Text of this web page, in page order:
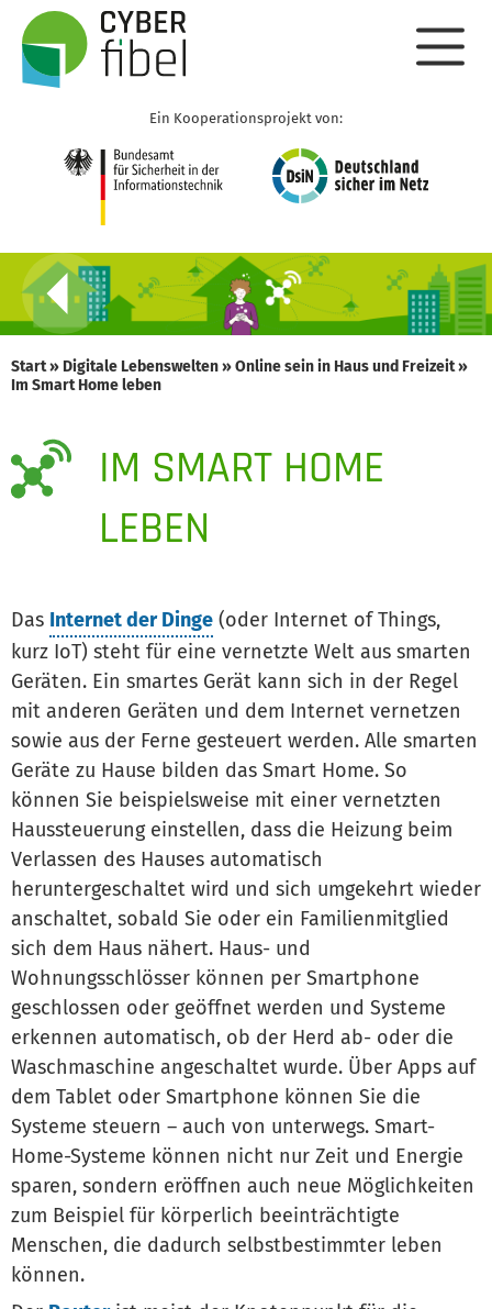
Ein Kooperationsprojekt von:
Start» Digitale Lebenswelten»Online sein in Haus und Freizeit»
Im Smart Home leben
IM SMART HOME
LEBEN
Das Internet der Dinge (oder Internet of Things,
kurz IoT) steht für eine vernetzte Welt aus smarten
Geräten. Ein smartes Gerät kann sich in der Regel
mit anderen Geräten und dem Internet vernetzen
sowie aus der Ferne gesteuert werden. Alle smarten
Geräte zu Hause bilden das Smart Home. So
können Sie beispielsweise mit einer vernetzten
Haussteuerung einstellen, dass die Heizung beim
Verlassen des Hauses automatisch
heruntergeschaltet wird und sich umgekehrt wieder
anschaltet, sobald Sie oder ein Familienmitglied
sich dem Haus nähert. Haus- und
Wohnungsschlösser können per Smartphone
geschlossen oder geöffnet werden und Systeme
erkennen automatisch, ob der Herd ab- oder die
Waschmaschine angeschaltet wurde. Über Apps auf
dem Tablet oder Smartphone können Sie die
Systeme steuern – auch von unterwegs. Smart-
Home-Systeme können nicht nur Zeit und Energie
sparen, sondern eröffnen auch neue Möglichkeiten
zum Beispiel für körperlich beeinträchtigte
Menschen, die dadurch selbstbestimmter leben
können.